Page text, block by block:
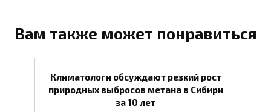
Вам также может понравиться
Климатологи обсуждают резкий рост
природных выбросов метана в Сибири
за 10 лет